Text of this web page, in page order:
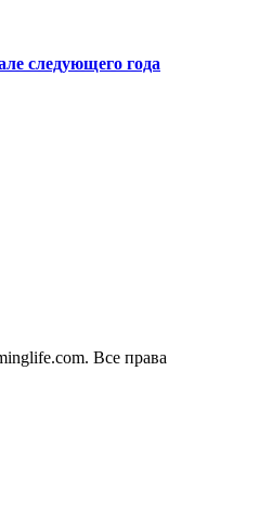
следующего года
Все права